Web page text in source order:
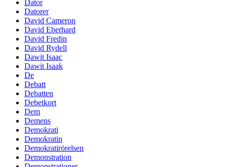
Dator
Datorer
David Cameron
David Eberhard
David Fredin
David Rydell
Dawit Isaac
Dawit Isaak
De
Debatt
Debatten
Debetkort
Dem
Demens
Demokrati
Demokratin
Demokratirörelsen
Demonstration